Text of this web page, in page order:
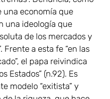
una economía que
una ideología que
de los mercados y
Frente a esta fe “en las
el papa reivindica
Estados” (n.92). Es
modelo “exitista” y